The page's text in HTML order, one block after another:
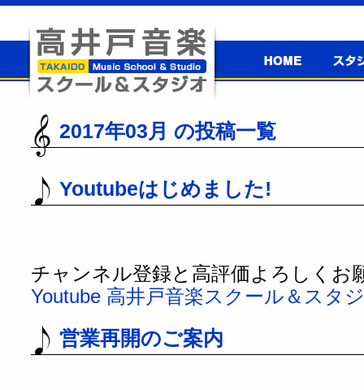
高井戸音楽スクール＆スタジオ
スタジオ
2017年03月 の投稿一覧
Youtubeはじめました!
チャンネル登録と高評価よろしくお
Youtube 高井戸音楽スクール＆スタ
営業再開のご案内